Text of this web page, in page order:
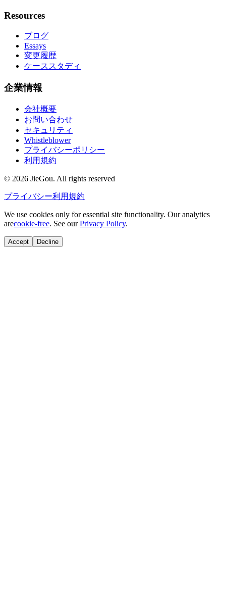
Resources
ブログ
Essays
変更履歴
ケーススタディ
企業情報
会社概要
お問い合わせ
セキュリティ
Whistleblower
プライバシーポリシー
利用規約
© 2026 JieGou. All rights reserved
プライバシー利用規約
We use cookies only for essential site functionality. Our analytics
arecookie-free. See ourPrivacy Policy.
Accept Decline